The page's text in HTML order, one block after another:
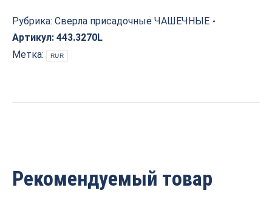
32x70
S=10
LH
Рубрика: Сверла присадочные ЧАШЕЧНЫЕ
Артикул: 443.3270L
Метка:
RUR
Рекомендуемый товар